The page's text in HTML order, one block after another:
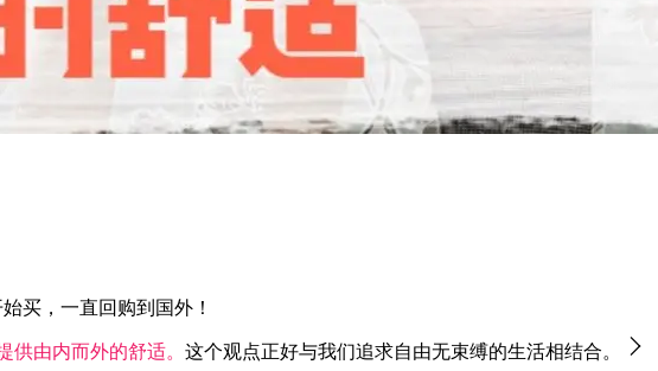
买，一直回购到国外！
供由内而外的舒适。 这个观点正好与我们追求自由无束缚的生活相结合。